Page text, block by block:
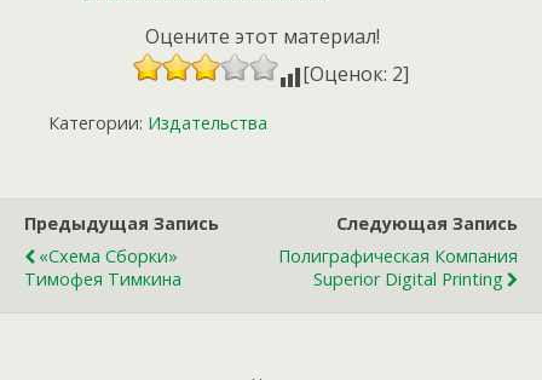
Оцените этот материал!
[Оценок: 2]
Категории: Издательства
Предыдущая Запись
«Схема Сборки»
Тимофея Тимкина
Следующая Запись
Полиграфическая Компания
Superior Digital Printing